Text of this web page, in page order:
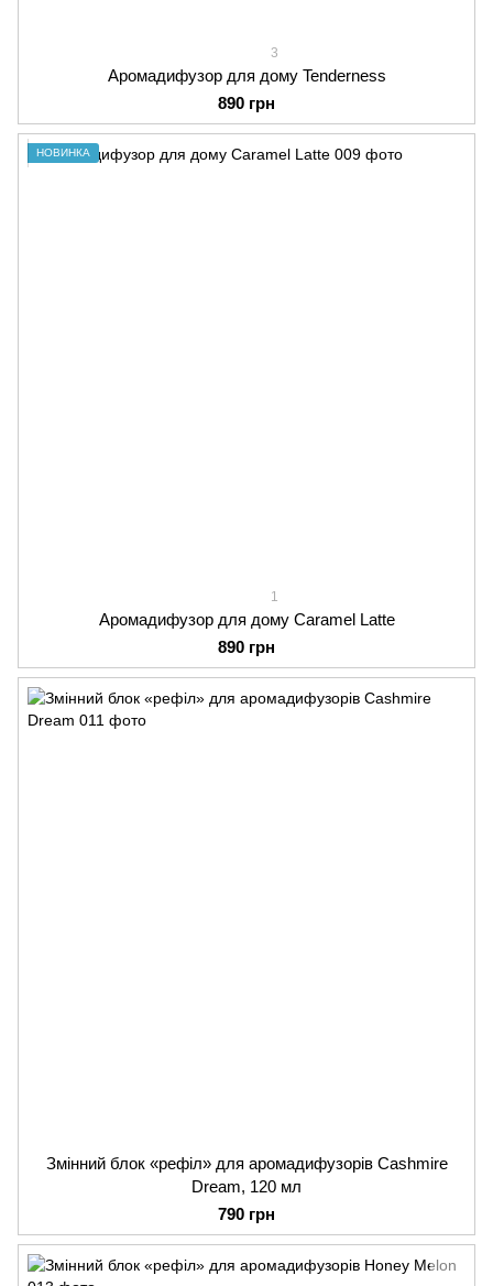
3
Аромадифузор для дому Tenderness
890 грн
НОВИНКА
1
Аромадифузор для дому Caramel Latte
890 грн
Змінний блок «рефіл» для аромадифузорів Cashmire
Dream, 120 мл
790 грн